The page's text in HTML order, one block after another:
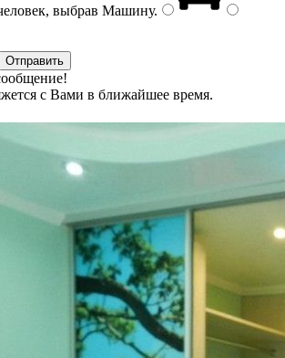
выбрав Машину.
с Вами в ближайшее время.